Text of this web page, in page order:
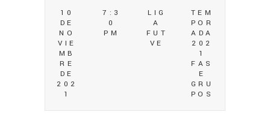
10
DE
NO
VIE
MB
RE
DE
202
1
7:3
0
PM
LIG
A
FUT
VE
TEM
POR
ADA
202
1
FAS
E
GRU
POS